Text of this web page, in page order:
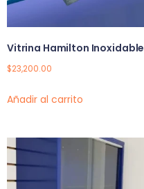
Vitrina Hamilton Inoxidable
$23,200.00
Añadir al carrito